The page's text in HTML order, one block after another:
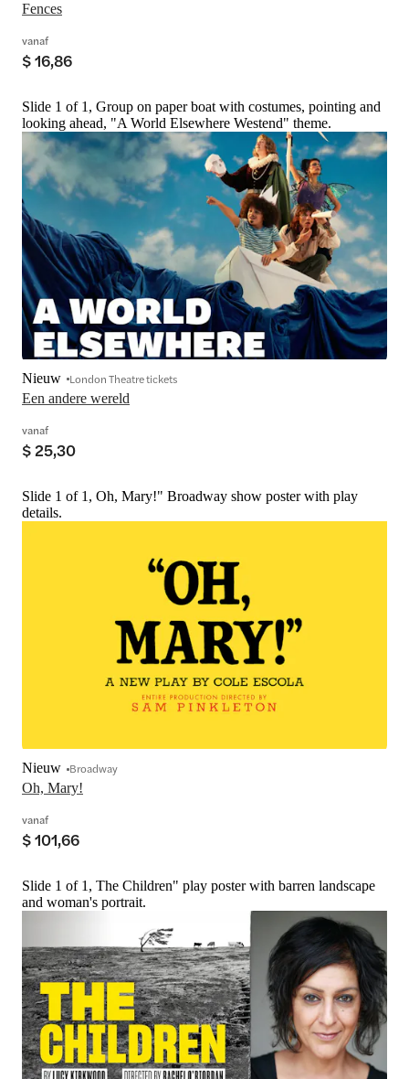
Fences
vanaf
$ 16,86
Slide 1 of 1, Group on paper boat with costumes, pointing and
looking ahead, "A World Elsewhere Westend" theme.
Een andere wereld
Nieuw London Theatre tickets
vanaf
$ 25,30
Slide 1 of 1, Oh, Mary!" Broadway show poster with play
details.
Oh, Mary!
Nieuw Broadway
vanaf
$ 101,66
Slide 1 of 1, The Children" play poster with barren landscape
and woman's portrait.